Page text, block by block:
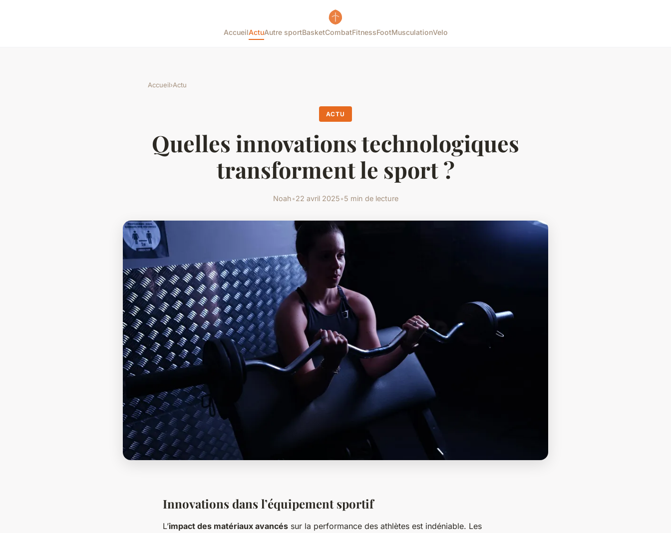
AccueilActuAutre sportBasketCombatFitnessFootMusculationVelo
Accueil›Actu
ACTU
Quelles innovations technologiques
transforment le sport ?
Noah•22 avril 2025•5 min de lecture
Innovations dans l’équipement sportif
L’impact des matériaux avancés sur la performance des athlètes est indéniable. Les